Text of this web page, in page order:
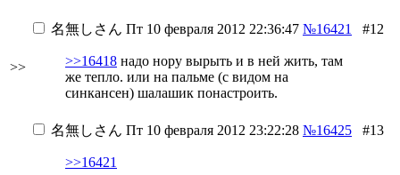
>>
名無しさん Пт 10 февраля 2012 22:36:47 №16421 #12
>>16418 надо нору вырыть и в ней жить, там
же тепло. или на пальме (с видом на
синкансен) шалашик понастроить.
名無しさん Пт 10 февраля 2012 23:22:28 №16425 #13
>>16421